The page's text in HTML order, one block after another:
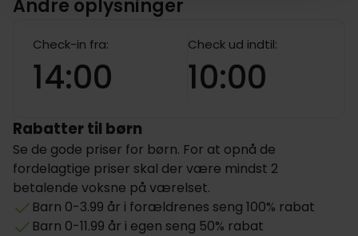
Andre oplysninger
Check-in fra:
14:00
Check ud indtil:
10:00
Rabatter til børn
Se de gode priser for børn. For at opnå de
fordelagtige priser skal der være mindst 2
betalende voksne på værelset.
Barn 0-3.99 år i forældrenes seng 100% rabat
Barn 0-11.99 år i egen seng 50% rabat